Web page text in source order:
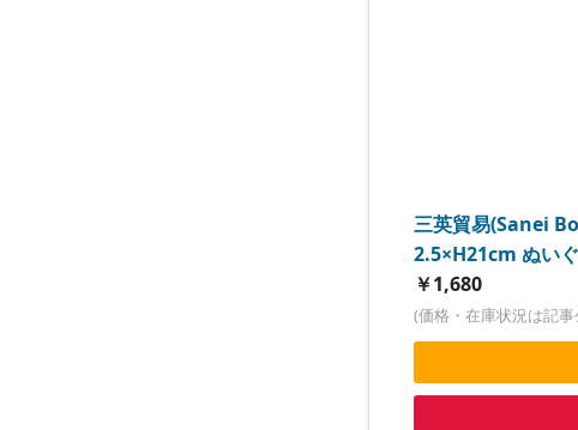
三英貿易(Sanei
2.5×H21cm ぬい
￥1,680
(価格・在庫状況は記